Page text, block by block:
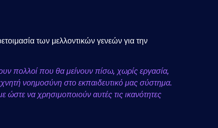
των μελλοντικών γενεών για την
πολλοί που θα μείνουν πίσω, χωρίς εργασία,
νοημοσύνη στο εκπαιδευτικό μας σύστημα.
ώστε να χρησιμοποιούν αυτές τις ικανότητες